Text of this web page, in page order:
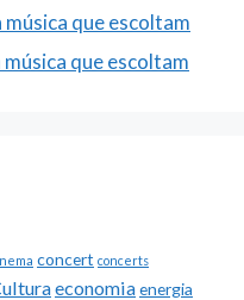
música que escoltam
música que escoltam
concert concerts
economiaenergia